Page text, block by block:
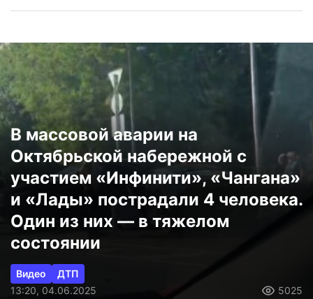
В массовой аварии на
Октябрьской набережной с
участием «Инфинити», «Чангана»
и «Лады» пострадали 4 человека.
Один из них — в тяжелом
состоянии
Видео
ДТП
13:20, 04.06.2025
5025